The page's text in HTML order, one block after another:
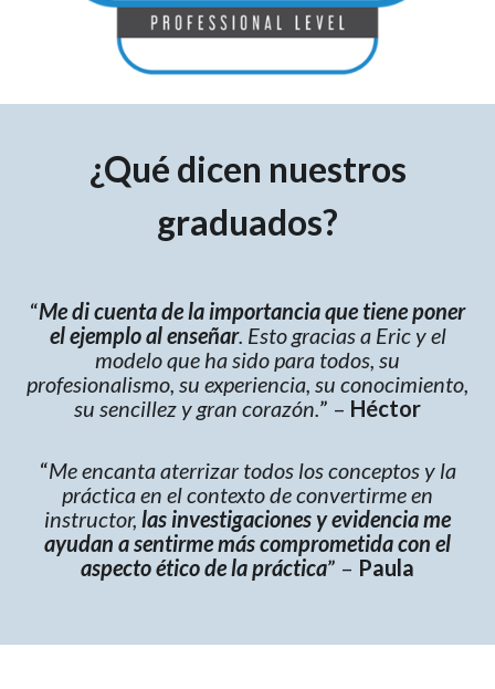
¿Qué dicen nuestros
graduados?
“Me di cuenta de la importancia que tiene poner
el ejemplo al enseñar. Esto gracias a Eric y el
modelo que ha sido para todos, su
profesionalismo, su experiencia, su conocimiento,
su sencillez y gran corazón. ” – Héctor
“Me encanta aterrizar todos los conceptos y la
práctica en el contexto de convertirme en
instructor, las investigaciones y evidencia me
ayudan a sentirme más comprometida con el
aspecto ético de la práctica” – Paula